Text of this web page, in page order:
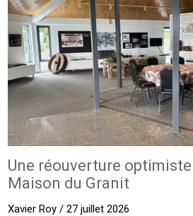
Une réouverture
Maison du Granit
Xavier Roy / 27 juillet 2026